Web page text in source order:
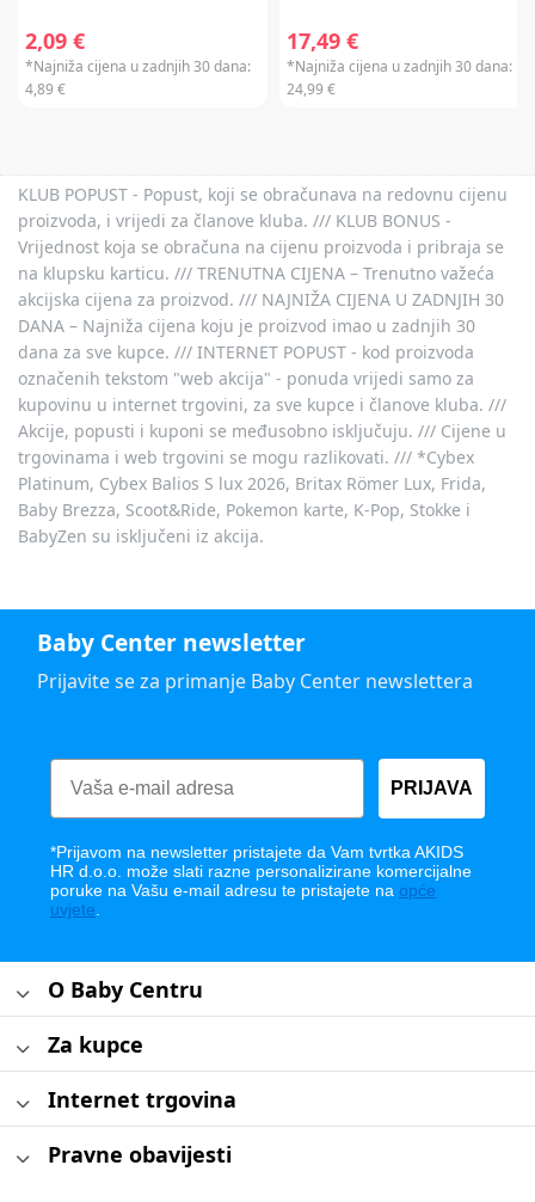
2,09 €
*Najniža cijena u zadnjih 30 dana:
4,89 €
17,49 €
*Najniža cijena u zadnjih 30 dana:
24,99 €
KLUB POPUST - Popust, koji se obračunava na redovnu cijenu
proizvoda, i vrijedi za članove kluba. /// KLUB BONUS -
Vrijednost koja se obračuna na cijenu proizvoda i pribraja se
na klupsku karticu. /// TRENUTNA CIJENA – Trenutno važeća
akcijska cijena za proizvod. /// NAJNIŽA CIJENA U ZADNJIH 30
DANA – Najniža cijena koju je proizvod imao u zadnjih 30
dana za sve kupce. /// INTERNET POPUST - kod proizvoda
označenih tekstom "web akcija" - ponuda vrijedi samo za
kupovinu u internet trgovini, za sve kupce i članove kluba. ///
Akcije, popusti i kuponi se međusobno isključuju. /// Cijene u
trgovinama i web trgovini se mogu razlikovati. /// *Cybex
Platinum, Cybex Balios S lux 2026, Britax Römer Lux, Frida,
Baby Brezza, Scoot&Ride, Pokemon karte, K-Pop, Stokke i
BabyZen su isključeni iz akcija.
Baby Center newsletter
Prijavite se za primanje Baby Center newslettera
PRIJAVA
*Prijavom na newsletter pristajete da Vam tvrtka AKIDS
HR d.o.o. može slati razne personalizirane komercijalne
poruke na Vašu e-mail adresu te pristajete na opće
uvjete
O Baby Centru
Za kupce
Internet trgovina
Pravne obavijesti